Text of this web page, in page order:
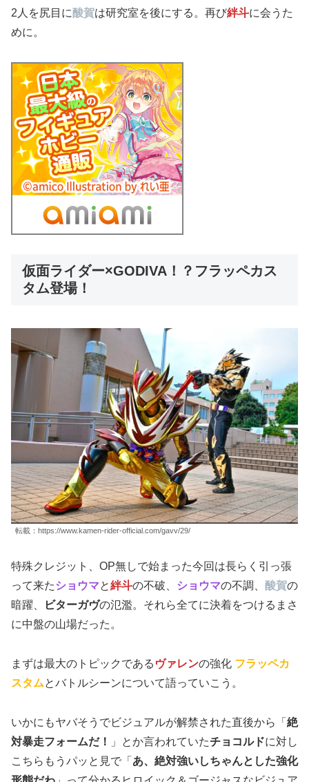
2人を尻目に酸賀は研究室を後にする。再び絆斗に会うた
めに。
仮面ライダー×GODIVA！？フラッペカス
タム登場！
転載：https://www.kamen-rider-official.com/gavv/29/
特殊クレジット、OP無しで始まった今回は長らく引っ張
って来た ショウマと絆斗の不破、 ショウマの不調、 酸賀の
暗躍、
ビターガヴの氾濫。それら全てに決着をつけるまさ
に中盤の山場だった。
まずは最大のトピックである ヴァレンの強化 フラッペカ
スタムとバトルシーンについて語っていこう。
いかにもヤバそうでビジュアルが解禁された直後から「 絶
対暴走フォームだ！
」とか言われていたチョコルドに対し
こちらもうパッと見で「 あ、絶対強いしちゃんとした強化